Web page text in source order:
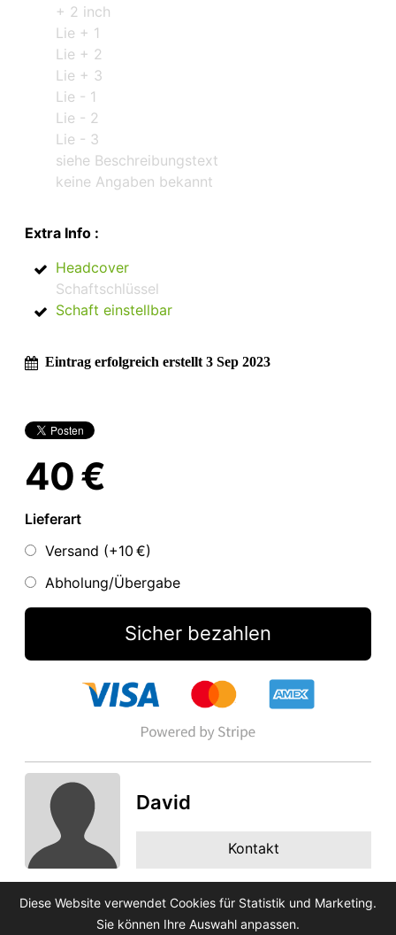
+ 2 inch
Lie + 1
Lie + 2
Lie + 3
Lie - 1
Lie - 2
Lie - 3
siehe Beschreibungstext
keine Angaben bekannt
Extra Info :
Headcover
Schaftschlüssel
Schaft einstellbar
Eintrag erfolgreich erstellt 3 Sep 2023
40 €
Lieferart
Versand (+10 €)
Abholung/Übergabe
Sicher bezahlen
David
Kontakt
Diese Website verwendet Cookies für Statistik und Marketing.
Sie können Ihre Auswahl anpassen.